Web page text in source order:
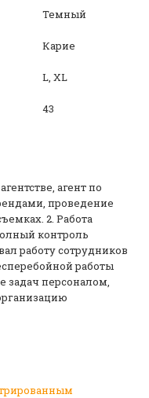
Темный
Карие
L, XL
43
агент по
проведение
2. Работа
контроль
работу сотрудников
работы
задач персоналом,